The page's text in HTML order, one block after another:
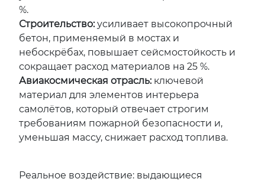
%.
Строительство:усиливает высокопрочный
бетон, применяемый в мостах и
небоскрёбах, повышает сейсмостойкость и
сокращает расход материалов на 25 %.
Авиакосмическая отрасль:ключевой
материал для элементов интерьера
самолётов, который отвечает строгим
требованиям пожарной безопасности и,
уменьшая массу, снижает расход топлива.
Реальное воздействие: выдающиеся